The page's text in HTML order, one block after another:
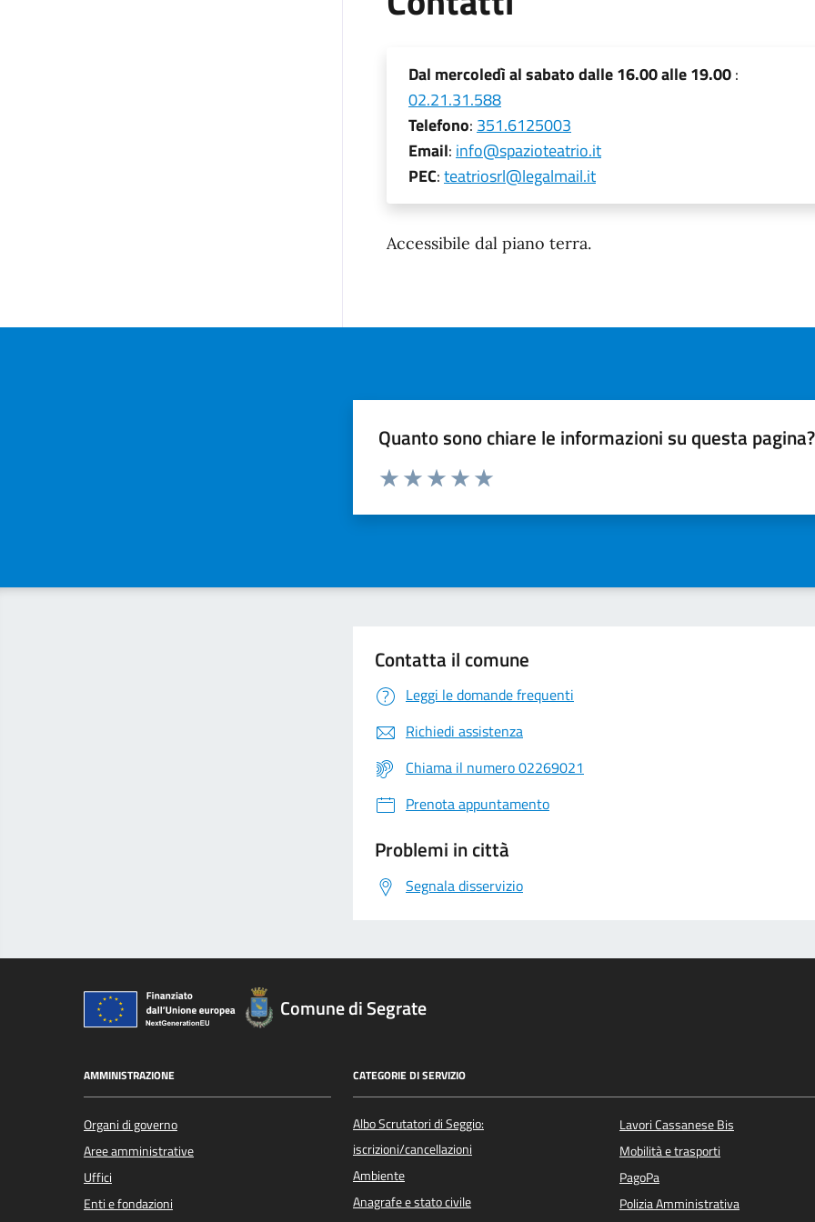
Dal mercoledì al sabato dalle 16.00 alle 19.00:
02.21.31.588
Telefono: 351.6125003
Email: info@spazioteatrio.it
PEC:teatriosrl@legalmail.it
Modalità di accesso
Accessibile dal piano terra.
Quanto sono chiare le informazioni su questa pagina?
Valuta da 1 a 5 stelle la pagina
Contatta il comune
Leggi le domande frequenti
Richiedi assistenza
Chiama il numero 02269021
Prenota appuntamento
Problemi in città
Segnala disservizio
Comune di Segrate
AMMINISTRAZIONE
Organi di governo
Aree amministrative
Uffici
Enti e fondazioni
CATEGORIE DI SERVIZIO
Albo Scrutatori di Seggio:
iscrizioni/cancellazioni
Ambiente
Anagrafe e stato civile
Lavori Cassanese Bis
Mobilità e trasporti
PagoPa
Polizia Amministrativa